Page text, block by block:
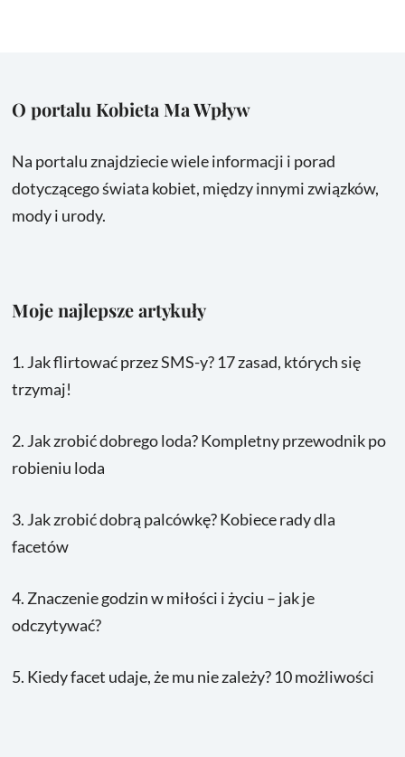
O portalu Kobieta Ma Wpływ
Na portalu znajdziecie wiele informacji i porad
dotyczącego świata kobiet, między innymi związków,
mody i urody.
Moje najlepsze artykuły
1. Jak flirtować przez SMS-y? 17 zasad, których się
trzymaj!
2. Jak zrobić dobrego loda? Kompletny przewodnik po
robieniu loda
3. Jak zrobić dobrą palcówkę? Kobiece rady dla
facetów
4. Znaczenie godzin w miłości i życiu – jak je
odczytywać?
5. Kiedy facet udaje, że mu nie zależy? 10 możliwości